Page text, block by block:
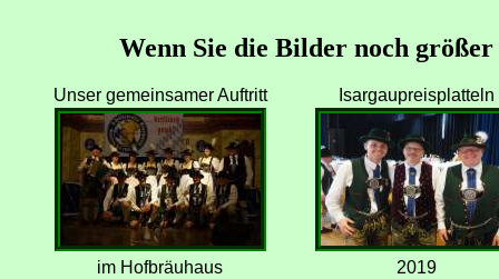
Wenn Sie die Bilder noch
Unser gemeinsamer Auftritt Isargaupreisplatteln
im Hofbräuhaus 2019